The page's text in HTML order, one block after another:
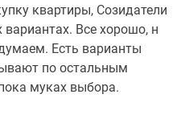
квартиры, Созидатели
Все хорошо, н
Есть варианты
по остальным
муках выбора.